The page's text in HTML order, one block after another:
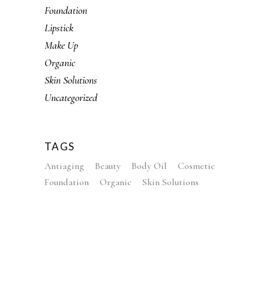
Foundation
Lipstick
Make Up
Organic
Skin Solutions
Uncategorized
TAGS
Antiaging Beauty Body Oil
Cosmetic
Foundation
Organic Skin Solutions